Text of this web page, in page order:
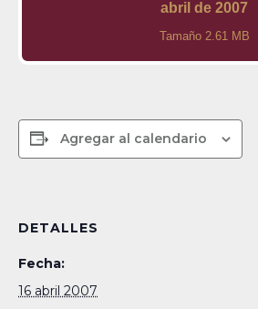
abril de 2007
Tamaño 2.61 MB
Agregar al calendario
DETALLES
Fecha:
16 abril 2007